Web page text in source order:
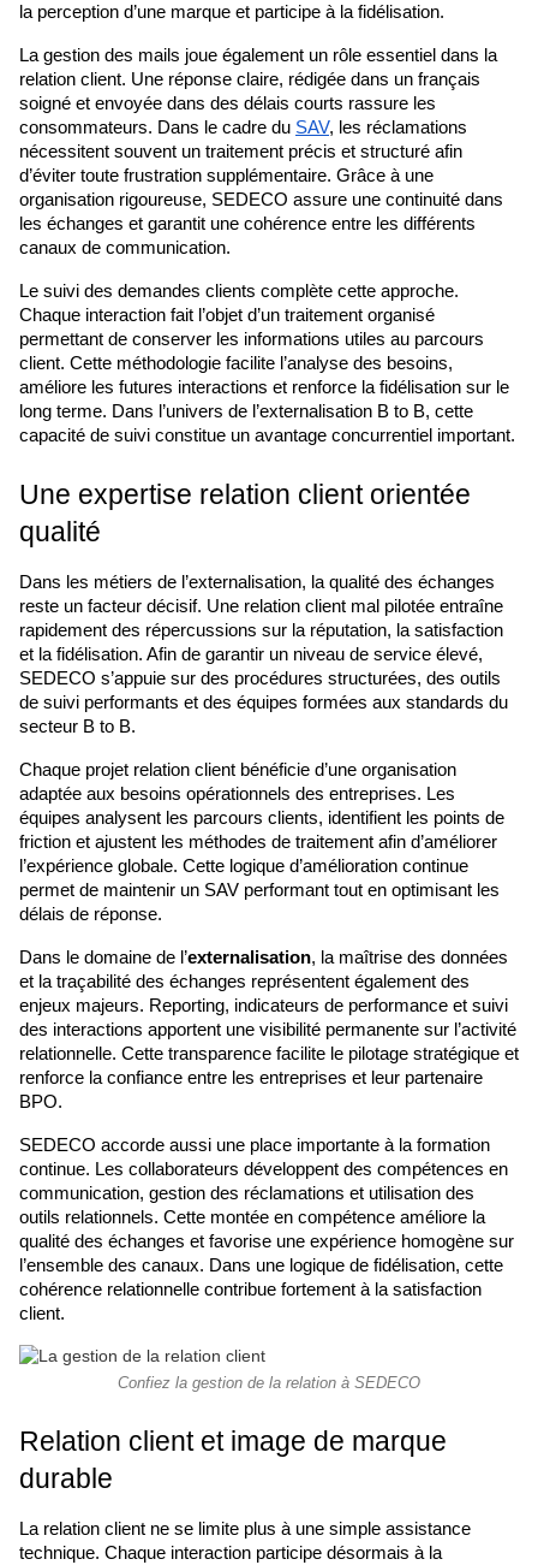
la perception d’une marque et participe à la fidélisation.
La gestion des mails joue également un rôle essentiel dans la
relation client. Une réponse claire, rédigée dans un français
soigné et envoyée dans des délais courts rassure les
consommateurs. Dans le cadre du SAV, les réclamations
nécessitent souvent un traitement précis et structuré afin
d’éviter toute frustration supplémentaire. Grâce à une
organisation rigoureuse, SEDECO assure une continuité dans
les échanges et garantit une cohérence entre les différents
canaux de communication.
Le suivi des demandes clients complète cette approche.
Chaque interaction fait l’objet d’un traitement organisé
permettant de conserver les informations utiles au parcours
client. Cette méthodologie facilite l’analyse des besoins,
améliore les futures interactions et renforce la fidélisation sur le
long terme. Dans l’univers de l’externalisation B to B, cette
capacité de suivi constitue un avantage concurrentiel important.
Une expertise relation client orientée
qualité
Dans les métiers de l’externalisation, la qualité des échanges
reste un facteur décisif. Une relation client mal pilotée entraîne
rapidement des répercussions sur la réputation, la satisfaction
et la fidélisation. Afin de garantir un niveau de service élevé,
SEDECO s’appuie sur des procédures structurées, des outils
de suivi performants et des équipes formées aux standards du
secteur B to B.
Chaque projet relation client bénéficie d’une organisation
adaptée aux besoins opérationnels des entreprises. Les
équipes analysent les parcours clients, identifient les points de
friction et ajustent les méthodes de traitement afin d’améliorer
l’expérience globale. Cette logique d’amélioration continue
permet de maintenir un SAV performant tout en optimisant les
délais de réponse.
Dans le domaine de l’externalisation, la maîtrise des données
et la traçabilité des échanges représentent également des
enjeux majeurs. Reporting, indicateurs de performance et suivi
des interactions apportent une visibilité permanente sur l’activité
relationnelle. Cette transparence facilite le pilotage stratégique et
renforce la confiance entre les entreprises et leur partenaire
BPO.
SEDECO accorde aussi une place importante à la formation
continue. Les collaborateurs développent des compétences en
communication, gestion des réclamations et utilisation des
outils relationnels. Cette montée en compétence améliore la
qualité des échanges et favorise une expérience homogène sur
l’ensemble des canaux. Dans une logique de fidélisation, cette
cohérence relationnelle contribue fortement à la satisfaction
client.
Confiez la gestion de la relation à SEDECO
Relation client et image de marque
durable
La relation client ne se limite plus à une simple assistance
technique. Chaque interaction participe désormais à la